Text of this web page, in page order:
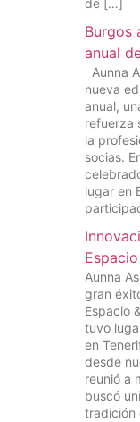
de […]
Burgos
anual
Aunna
nueva
anual,
refuerza
la
socias.
lugar en
Aunna
gran
Espacio
tuvo
en
desde
reunió a
buscó